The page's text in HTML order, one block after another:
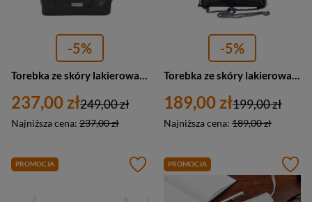
-5%
Torebka ze skóry lakierowanej damska Barberini's 975/1-1 worek listonoszka mała czarna
237,00 zł
Najniższa cena: 237,00 zł
249,00 zł
-5%
Torebka ze skóry lakierowanej na łańcuszku damska Barberini's 957/1-1 listonoszka mała czarna
189,00 zł
Najniższa cena: 189,00 zł
199,00 zł
PROMOCJA PROMOCJA